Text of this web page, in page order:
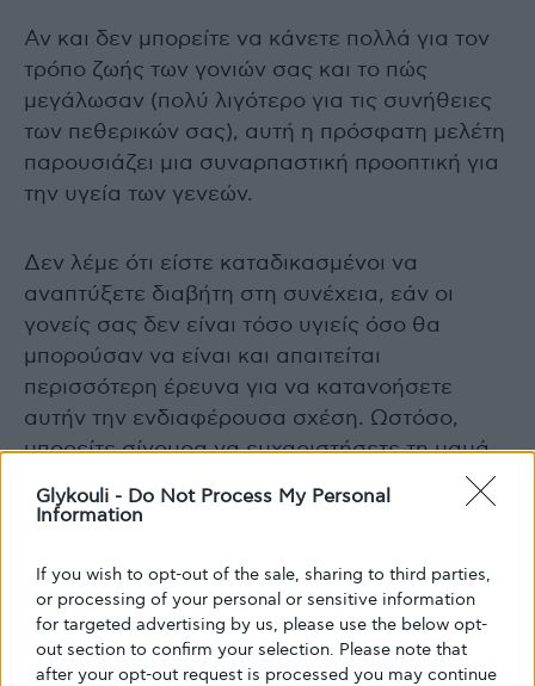
Glykouli - Do Not Process My Personal
Information
If you wish to opt-out of the sale, sharing to third parties,
or processing of your personal or sensitive information
for targeted advertising by us, please use the below opt-
out section to confirm your selection. Please note that
after your opt-out request is processed you may continue
Αν και δεν μπορείτε να κάνετε πολλά για τον
τρόπο ζωής των γονιών σας και το πώς
μεγάλωσαν (πολύ λιγότερο για τις συνήθειες
των πεθερικών σας), αυτή η πρόσφατη μελέτη
παρουσιάζει μια συναρπαστική προοπτική για
την υγεία των γενεών.
Δεν λέμε ότι είστε καταδικασμένοι να
αναπτύξετε διαβήτη στη συνέχεια, εάν οι
γονείς σας δεν είναι τόσο υγιείς όσο θα
μπορούσαν να είναι και απαιτείται
περισσότερη έρευνα για να κατανοήσετε
αυτήν την ενδιαφέρουσα σχέση. Ωστόσο,
μπορείτε σίγουρα να ευχαριστήσετε τη μαμά
συνήθειες καθώς περνούν σε μεγαλύτερη
diabetes featured glykouli
glykouli.gr
glykouligr
γάμος Γλυκουλι
Γονείς